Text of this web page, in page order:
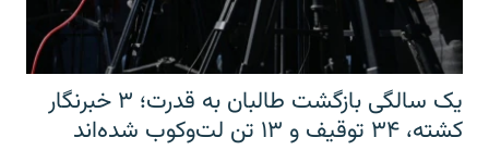
یک سالگی بازگشت طالبان به قدرت؛ ۳ خبرنگار
کشته، ۳۴ توقیف و ۱۳ تن لت‌وکوب شده‌اند